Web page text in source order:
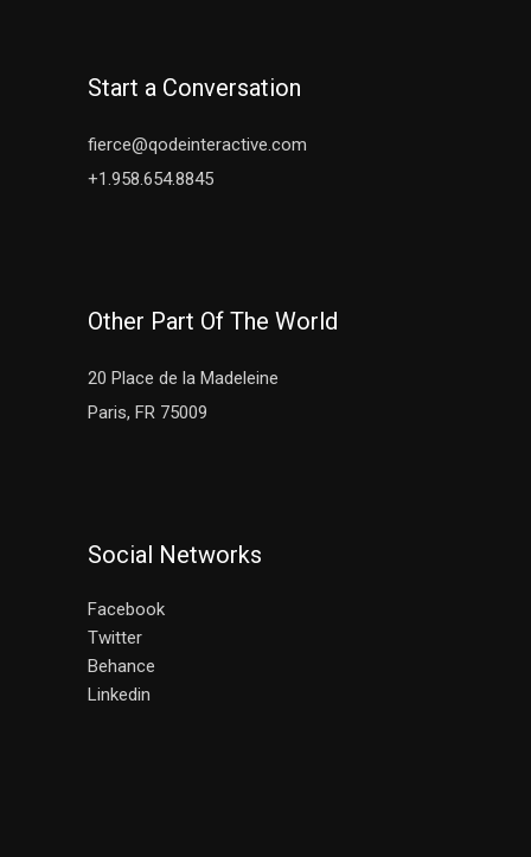
Start a Conversation
fierce@qodeinteractive.com
+1.958.654.8845
Other Part Of The World
20 Place de la Madeleine
Paris, FR 75009
Social Networks
Facebook
Twitter
Behance
Linkedin